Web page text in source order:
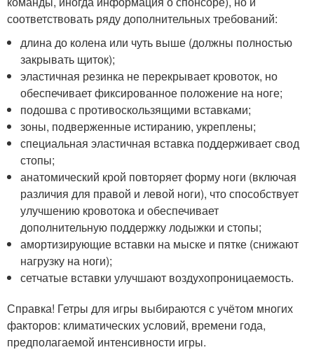
соответствовать ряду дополнительных требований:
длина до колена или чуть выше (должны полностью
закрывать щиток);
эластичная резинка не перекрывает кровоток, но
обеспечивает фиксированное положение на ноге;
подошва с противоскользящими вставками;
зоны, подверженные истиранию, укреплены;
специальная эластичная вставка поддерживает свод
стопы;
анатомический крой повторяет форму ноги (включая
различия для правой и левой ноги), что способствует
улучшению кровотока и обеспечивает
дополнительную поддержку лодыжки и стопы;
амортизирующие вставки на мыске и пятке (снижают
нагрузку на ноги);
сетчатые вставки улучшают воздухопроницаемость.
Справка! Гетры для игры выбираются с учётом многих
факторов: климатических условий, времени года,
предполагаемой интенсивности игры.